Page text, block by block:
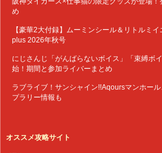
め
【豪華2大付録】ムーミンシール＆リトルミ
plus 2026年秋号
にじさんじ「がんばらないボイス」「束縛ボ
始！期間と参加ライバーまとめ
ラブライブ！サンシャイン!!Aqoursマンホー
プラリー情報も
オススメ攻略サイト